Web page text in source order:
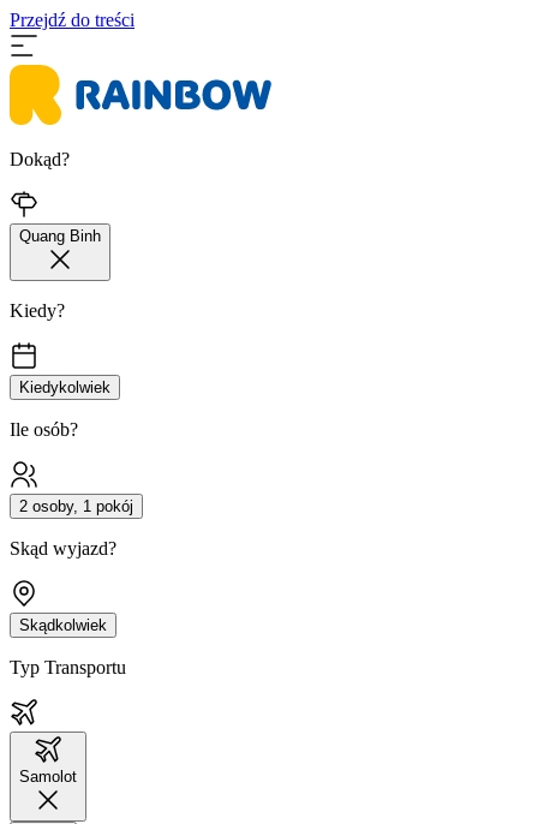
Przejdź do treści
Dokąd?
Quang Binh
Kiedy?
Kiedykolwiek
Ile osób?
2 osoby, 1 pokój
Skąd wyjazd?
Skądkolwiek
Typ Transportu
Samolot